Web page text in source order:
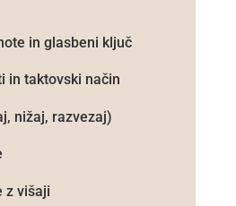
in glasbeni ključ
in taktovski način
nižaj, razvezaj)
z višaji